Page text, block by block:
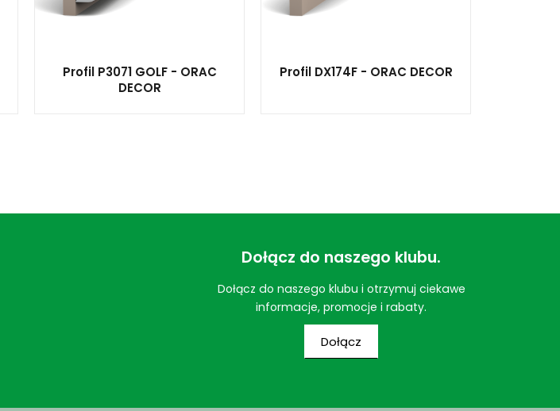
Profil P3071 GOLF - ORAC
DECOR
Profil DX174F - ORAC DECOR
Dołącz do naszego klubu.
Dołącz do naszego klubu i otrzymuj ciekawe
informacje, promocje i rabaty.
Dołącz